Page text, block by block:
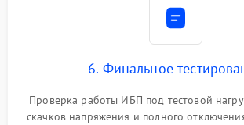
6. Финальное
Проверка работы ИБП под тестовой
скачков напряжения и полного